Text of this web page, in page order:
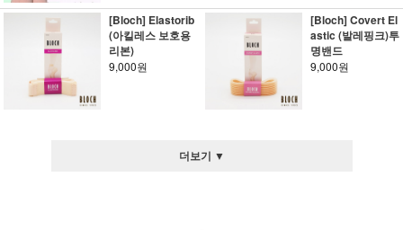
[Bloch] Elastorib
(아킬레스 보호용
리본)
9,000원
[Bloch] Covert El
astic (발레핑크)투
명밴드
9,000원
더보기 ▼